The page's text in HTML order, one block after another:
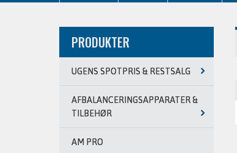
PRODUKTER
UGENS SPOTPRIS & RESTSALG
AFBALANCERINGSAPPARATER &
TILBEHØR
AM PRO